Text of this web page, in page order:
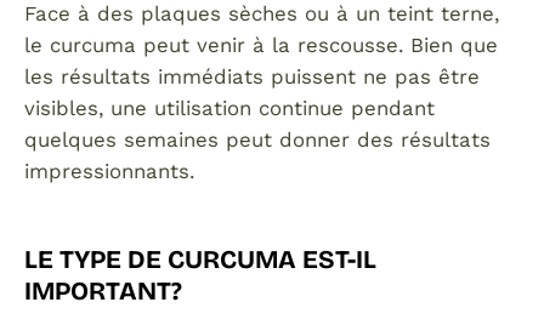
Face à des plaques sèches ou à un teint terne,
le curcuma peut venir à la rescousse. Bien que
les résultats immédiats puissent ne pas être
visibles, une utilisation continue pendant
quelques semaines peut donner des résultats
impressionnants.
LE TYPE DE CURCUMA EST-IL
IMPORTANT?